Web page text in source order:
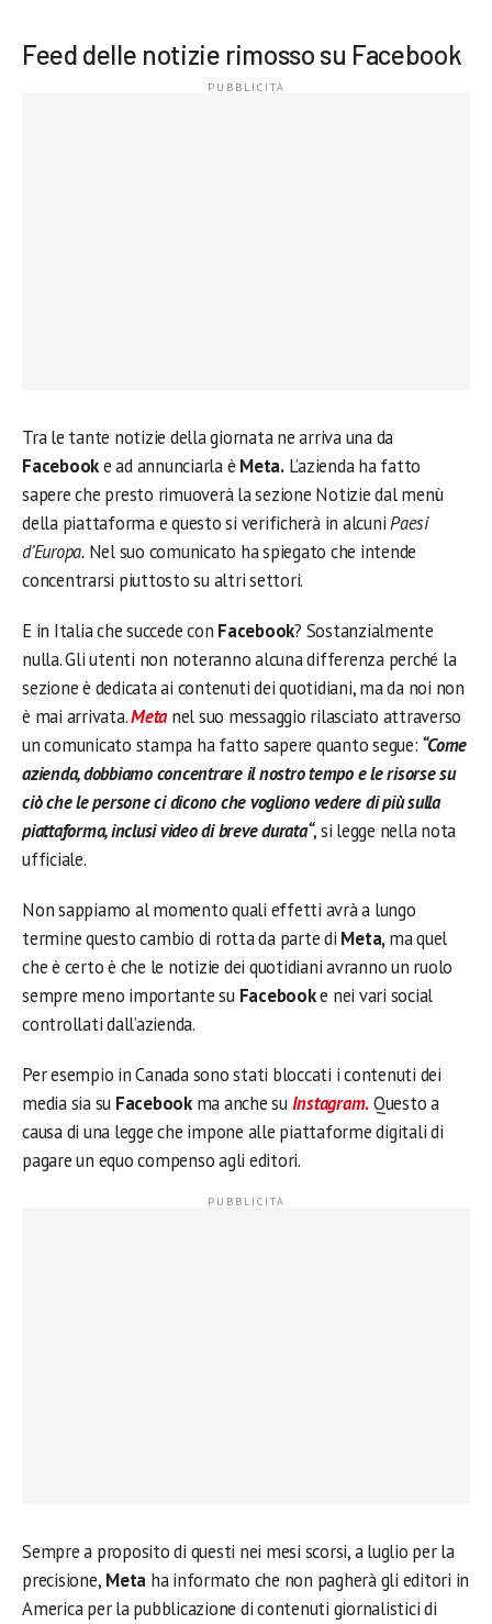
Feed delle notizie rimosso su Facebook
Tra le tante notizie della giornata ne arriva una da
Facebooke ad annunciarla è Meta.L’azienda ha fatto
sapere che presto rimuoverà la sezione Notizie dal menù
della piattaforma e questo si verificherà in alcuniPaesi
d’Europa.Nel suo comunicato ha spiegato che intende
concentrarsi piuttosto su altri settori.
E in Italia che succede con Facebook? Sostanzialmente
nulla. Gli utenti non noteranno alcuna differenza perché la
sezione è dedicata ai contenuti dei quotidiani, ma da noi non
è mai arrivata.Metanel suo messaggio rilasciato attraverso
un comunicato stampa ha fatto sapere quanto segue: “Come
azienda, dobbiamo concentrare il nostro tempo e le risorse su
ciò che le persone ci dicono che vogliono vedere di più sulla
piattaforma, inclusi video di breve durata“, si legge nella nota
ufficiale.
Non sappiamo al momento quali effetti avrà a lungo
termine questo cambio di rotta da parte di Meta,ma quel
che è certo è che le notizie dei quotidiani avranno un ruolo
sempre meno importante suFacebooke nei vari social
controllati dall’azienda.
Per esempio in Canada sono stati bloccati i contenuti dei
media sia su Facebookma anche suInstagram.Questo a
causa di una legge che impone alle piattaforme digitali di
pagare un equo compenso agli editori.
Sempre a proposito di questi nei mesi scorsi, a luglio per la
precisione, Meta ha informato che non pagherà gli editori in
America per la pubblicazione di contenuti giornalistici di